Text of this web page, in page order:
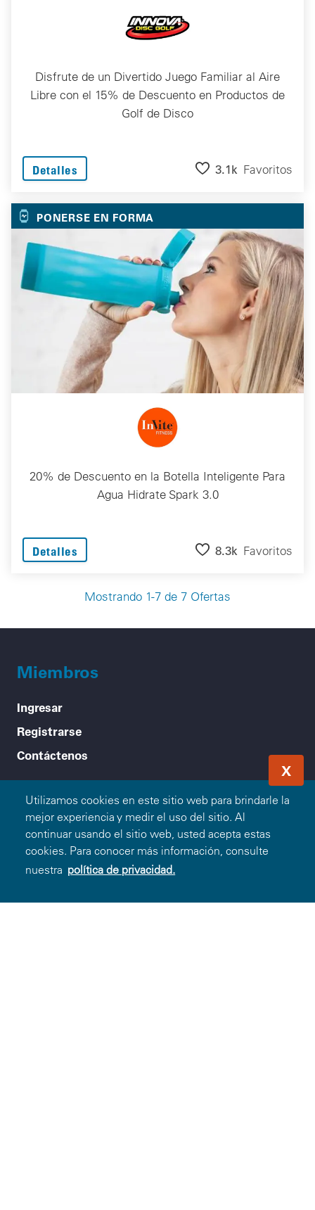
Utilizamos cookies en este sitio web para brindarle la
mejor experiencia y medir el uso del sitio. Al
continuar usando el sitio web, usted acepta estas
cookies. Para conocer más información, consulte
nuestra política de privacidad.
X
Disfrute de un Divertido Juego Familiar al Aire
Libre con el 15% de Descuento en Productos de
Golf de Disco
Detalles 3.1k Favoritos
PONERSE EN FORMA
20% de Descuento en la Botella Inteligente Para
Agua Hidrate Spark 3.0
Detalles 8.3k Favoritos
Mostrando 1-7 de 7 Ofertas
Miembros
Ingresar
Registrarse
Contáctenos
Acerca de Blue365
Nuestra Misión
Cómo Funciona
Preguntas Frecuentes